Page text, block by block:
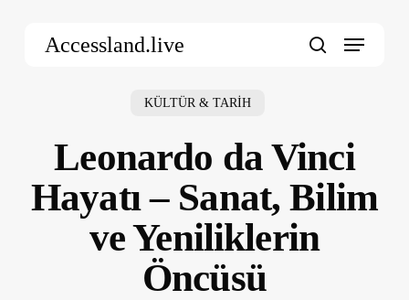
Accessland.live Menu
KÜLTÜR & TARİH
Leonardo da Vinci
Hayatı – Sanat, Bilim
ve Yeniliklerin
Öncüsü